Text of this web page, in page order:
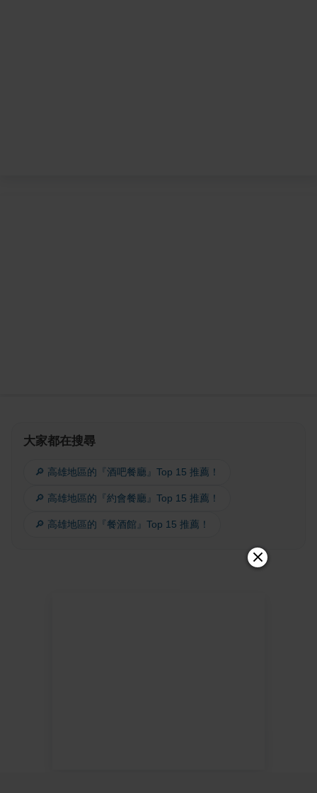
大家都在搜尋
🔎 高雄地區的『酒吧餐廳』Top 15 推薦！
🔎 高雄地區的『約會餐廳』Top 15 推薦！
🔎 高雄地區的『餐酒館』Top 15 推薦！